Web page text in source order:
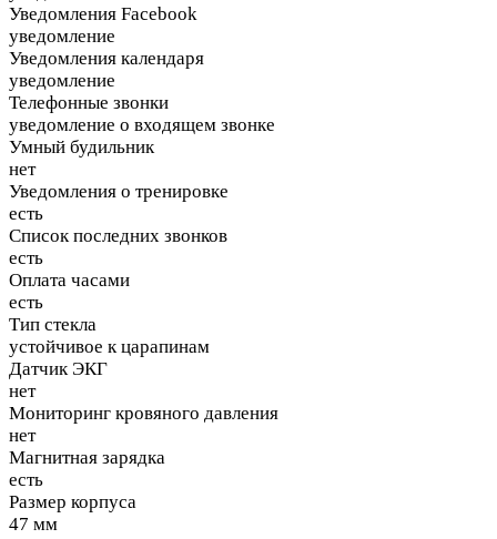
Уведомления Facebook
уведомление
Уведомления календаря
уведомление
Телефонные звонки
уведомление о входящем звонке
Умный будильник
нет
Уведомления о тренировке
есть
Список последних звонков
есть
Оплата часами
есть
Тип стекла
устойчивое к царапинам
Датчик ЭКГ
нет
Мониторинг кровяного давления
нет
Магнитная зарядка
есть
Размер корпуса
47 мм